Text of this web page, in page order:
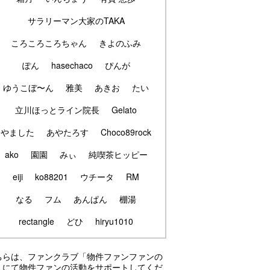
サラリーマン大家のTAKA
ころころころちゃん
きよのふみ
ぽん
hasechaco
ぴんが
ゆうこぼ〜ん
雅美 あきお
たい
立川ほっとライン院長
Gelato
やました
あやたろす
Choco89rock
ako
園園 みぃ
純喫茶ヒッピー
eiji
ko88201 ウチータ
RM
なる
フム あんぱん
棚湯
rectangle
どひ hiryu1010
らは、ファンクラブ「物件ファンファンの
にて物件ファンの活動をサポートしてくだ